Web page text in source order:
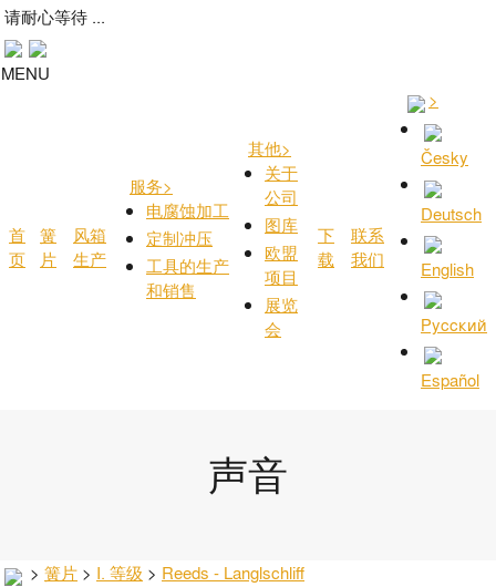
请耐心等待 ...
MENU
首
页
簧
片
风箱
生产
服务>
电腐蚀加工
定制冲压
工具的生产
和销售
其他>
关于
公司
图库
欧盟
项目
展览
会
下
载
联系
我们
>
Česky
Deutsch
English
Русский
Español
声音
> 簧片 > I. 等级 > Reeds - Langlschliff